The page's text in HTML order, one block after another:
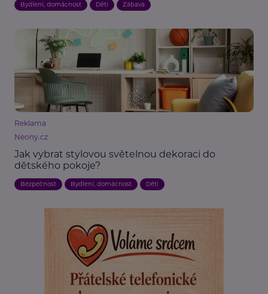
Bydlení, domácnost Děti Zábava
Reklama
Neony.cz
Jak vybrat stylovou světelnou dekoraci do
dětského pokoje?
Bezpečnost Bydlení, domácnost Děti